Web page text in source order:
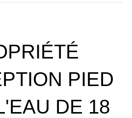
PIED
DE 18